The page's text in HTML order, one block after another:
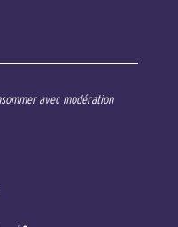
avec modération